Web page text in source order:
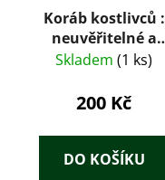
Koráb kostlivců :
neuvěřitelné a
záhadné příběhy
Skladem (1 ks)
200 Kč
DO KOŠÍKU